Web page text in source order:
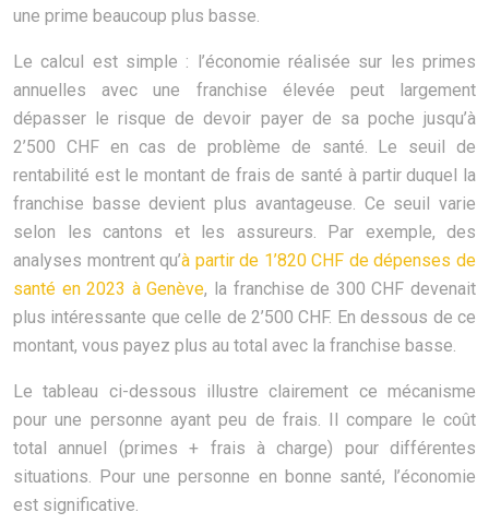
une prime beaucoup plus basse.
Le calcul est simple : l’économie réalisée sur les primes
annuelles avec une franchise élevée peut largement
dépasser le risque de devoir payer de sa poche jusqu’à
2’500 CHF en cas de problème de santé. Le seuil de
rentabilité est le montant de frais de santé à partir duquel la
franchise basse devient plus avantageuse. Ce seuil varie
selon les cantons et les assureurs. Par exemple, des
analyses montrent qu’à partir de 1’820 CHF de dépenses de
santé en 2023 à Genève, la franchise de 300 CHF devenait
plus intéressante que celle de 2’500 CHF. En dessous de ce
montant, vous payez plus au total avec la franchise basse.
Le tableau ci-dessous illustre clairement ce mécanisme
pour une personne ayant peu de frais. Il compare le coût
total annuel (primes + frais à charge) pour différentes
situations. Pour une personne en bonne santé, l’économie
est significative.